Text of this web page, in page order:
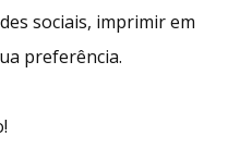
sociais, imprimir em
preferência.